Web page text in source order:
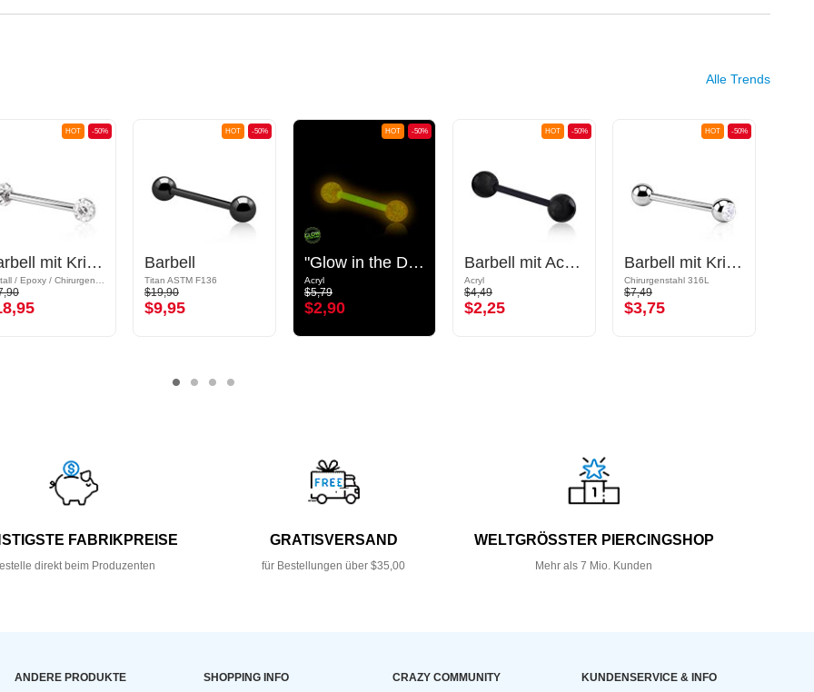
Alle Trends
-50%
HOT
Barbell mit Kristallsteinkugeln
-50%
HOT
Barbell
Titan ASTM F136
$19,90
$9,95
-50%
HOT
"Glow in the Dark" Barbell
Acryl
$5,79
$2,90
-50%
HOT
Barbell mit Acryl-Kugeln
Acryl
$4,49
$2,25
-50%
HOT
Barbell mit Kristallsteinkugel
Chirurgenstahl 316L
$7,49
$3,75
FABRIKPREISE
direkt beim Produzenten
GRATISVERSAND
für Bestellungen über $35,00
WELTGRÖSSTER PIERCINGSHOP
Mehr als 7 Mio. Kunden
ANDERE PRODUKTE SHOPPING INFO CRAZY COMMUNITY KUNDEN­SERVICE & INFO